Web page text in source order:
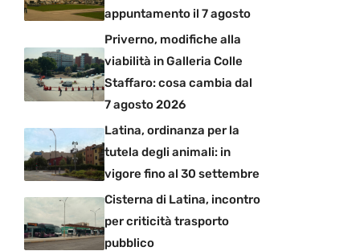
appuntamento il 7 agosto
Priverno, modifiche alla
viabilità in Galleria Colle
Staffaro: cosa cambia dal
7 agosto 2026
Latina, ordinanza per la
tutela degli animali: in
vigore fino al 30 settembre
Cisterna di Latina, incontro
per criticità trasporto
pubblico